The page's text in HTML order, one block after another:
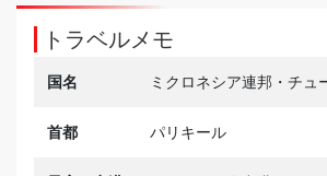
トラベルメモ
国名 ミクロネシア連邦・チュ
首都 パリキール